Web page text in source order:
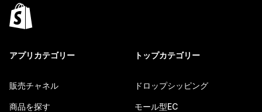
アプリカテゴリー
販売チャネル
商品を探す
トップカテゴリー
ドロップシッピング
モール型EC